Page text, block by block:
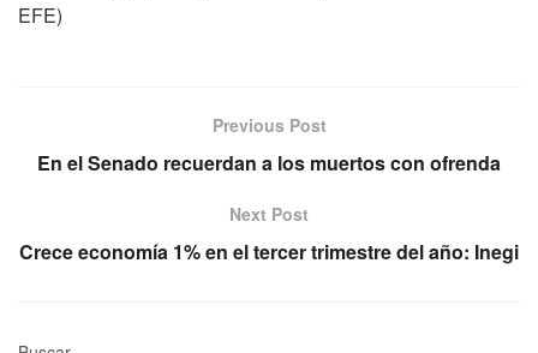
EFE)
Previous Post
En el Senado recuerdan a los muertos con ofrenda
Next Post
Crece economía 1% en el tercer trimestre del año: Inegi